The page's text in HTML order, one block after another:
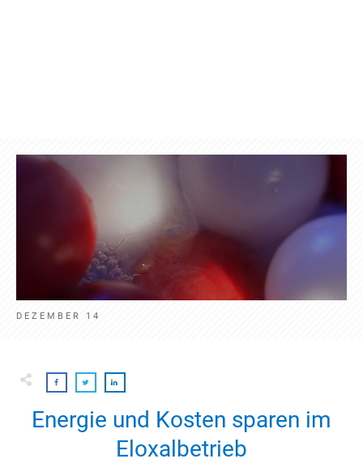
DEZEMBER 14
Energie und Kosten sparen im
Eloxalbetrieb